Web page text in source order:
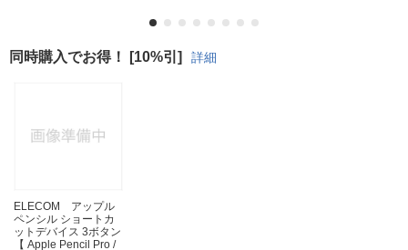
同時購入でお得！ [10%引] 詳細
ELECOM アップル
ペンシル ショートカ
ットデバイス 3ボタン
【 Apple Pencil Pro /